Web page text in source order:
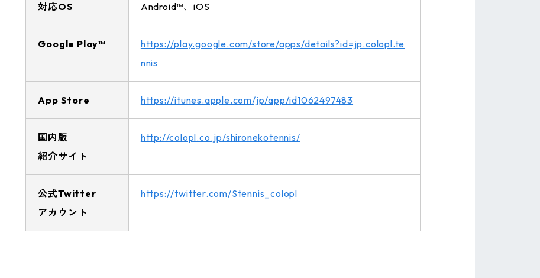
対応OS Android™、iOS
Google Play™
https://play.google.com/store/apps/details?id=jp.colopl.te
nnis
App Store https://itunes.apple.com/jp/app/id1062497483
国内版
紹介サイト
http://colopl.co.jp/shironekotennis/
公式Twitter
アカウント
https://twitter.com/Stennis_colopl